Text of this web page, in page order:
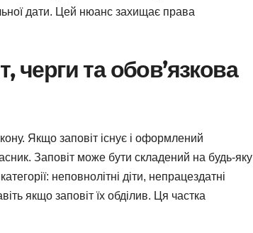
дати. Цей нюанс захищає права
черги та обов’язкова
Якщо заповіт існує і оформлений
Заповіт може бути складений на будь-яку
неповнолітні діти, непрацездатні
якщо заповіт їх обділив. Ця частка